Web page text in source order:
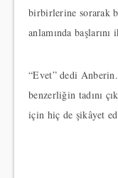
birbirlerine sorarak
anlamında
“Evet” dedi
benzerliğin tadını
için hiç de şikâyet